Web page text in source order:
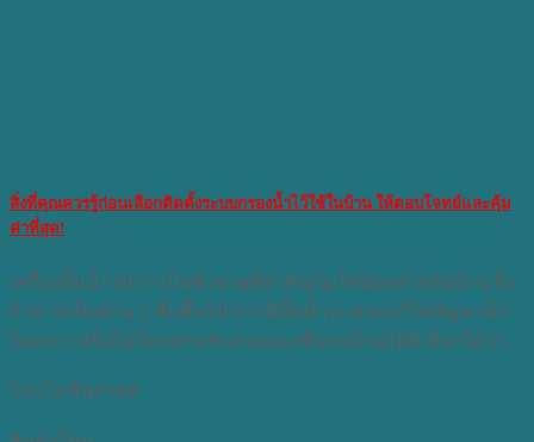
สิ่งที่คุณควรรู้ก่อนเลือกติดตั้งระบบกรองน้ำไว้ใช้ในบ้าน ให้ตอบโจทย์และคุ้ม
ค่าที่สุด!
เครื่องปั๊มน้ำ นับว่าเป็นตัวช่วยที่สำคัญไม่ใช่น้อยสำหรับบ้าน ยิ่ง
ถ้าหากเป็นบ้าน 2 ชั้นขึ้นไป การมีปั๊มน้ำจะช่วยแก้ไขปัญหาน้ำ
ไหลเบา หรือไม่ไหลสำหรับส่วนของชั้นบนบ้านได้ดี เรียกได้ว่า
โปรโมชั่นล่าสุด